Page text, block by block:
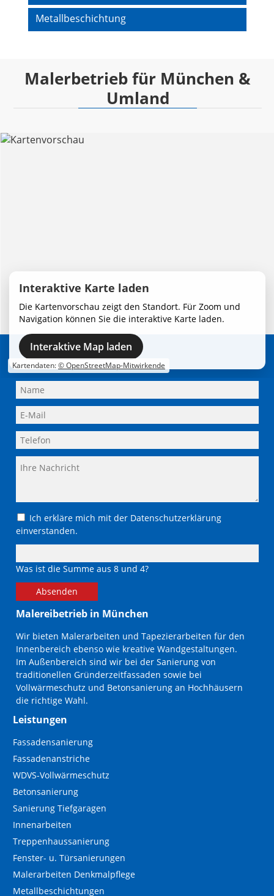
Metallbeschichtung
Malerbetrieb für München &
Umland
Interaktive Karte laden
Die Kartenvorschau zeigt den Standort. Für Zoom und
Navigation können Sie die interaktive Karte laden.
Interaktive Map laden
Kartendaten:© OpenStreetMap-Mitwirkende Adresse
Flossenbürger Straße 1
+49 / 89 / 68 20 58
+49 / 89 / 68 039-59
Schreiben Sie uns
Ich erkläre mich mit der Datenschutzerklärung
einverstanden.
Was ist die Summe aus 8 und 4?
Absenden
Malereibetrieb in München
Wir bieten Malerarbeiten und Tapezierarbeiten für den
Innenbereich ebenso wie kreative Wandgestaltungen.
Im Außenbereich sind wir bei der Sanierung von
traditionellen Gründerzeitfassaden sowie bei
Vollwärmeschutz und Betonsanierung an Hochhäusern
die richtige Wahl.
Leistungen
Navigation
überspringen
Fassadensanierung
Fassadenanstriche
WDVS-Vollwärmeschutz
Betonsanierung
Sanierung Tiefgaragen
Innenarbeiten
Treppenhaussanierung
Fenster- u. Türsanierungen
Malerarbeiten Denkmalpflege
Metallbeschichtungen